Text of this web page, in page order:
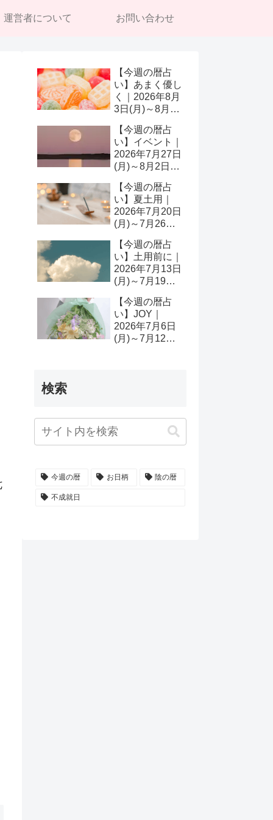
運営者について お問い合わせ
【今週の暦占
い】あまく優し
く｜2026年8月
3日(月)～8月9
【今週の暦占
い】イベント｜
2026年7月27日
(月)～8月2日
【今週の暦占
い】夏土用｜
2026年7月20日
(月)～7月26日
【今週の暦占
い】土用前に｜
2026年7月13日
(月)～7月19日
【今週の暦占
い】JOY｜
2026年7月6日
(月)～7月12日
検索
今週の暦 お日柄 陰の暦
不成就日